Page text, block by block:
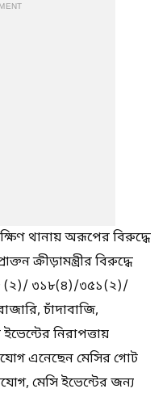
থানায় অরূপের বিরুদ্ধে
ক্রীড়ামন্ত্রীর বিরুদ্ধে
(২)/ ৩১৮(৪)/৩৫১(২)/
চাঁদাবাজি,
নিরাপত্তায়
এনেছেন মেসির গোট
মেসি ইভেন্টের জন্য